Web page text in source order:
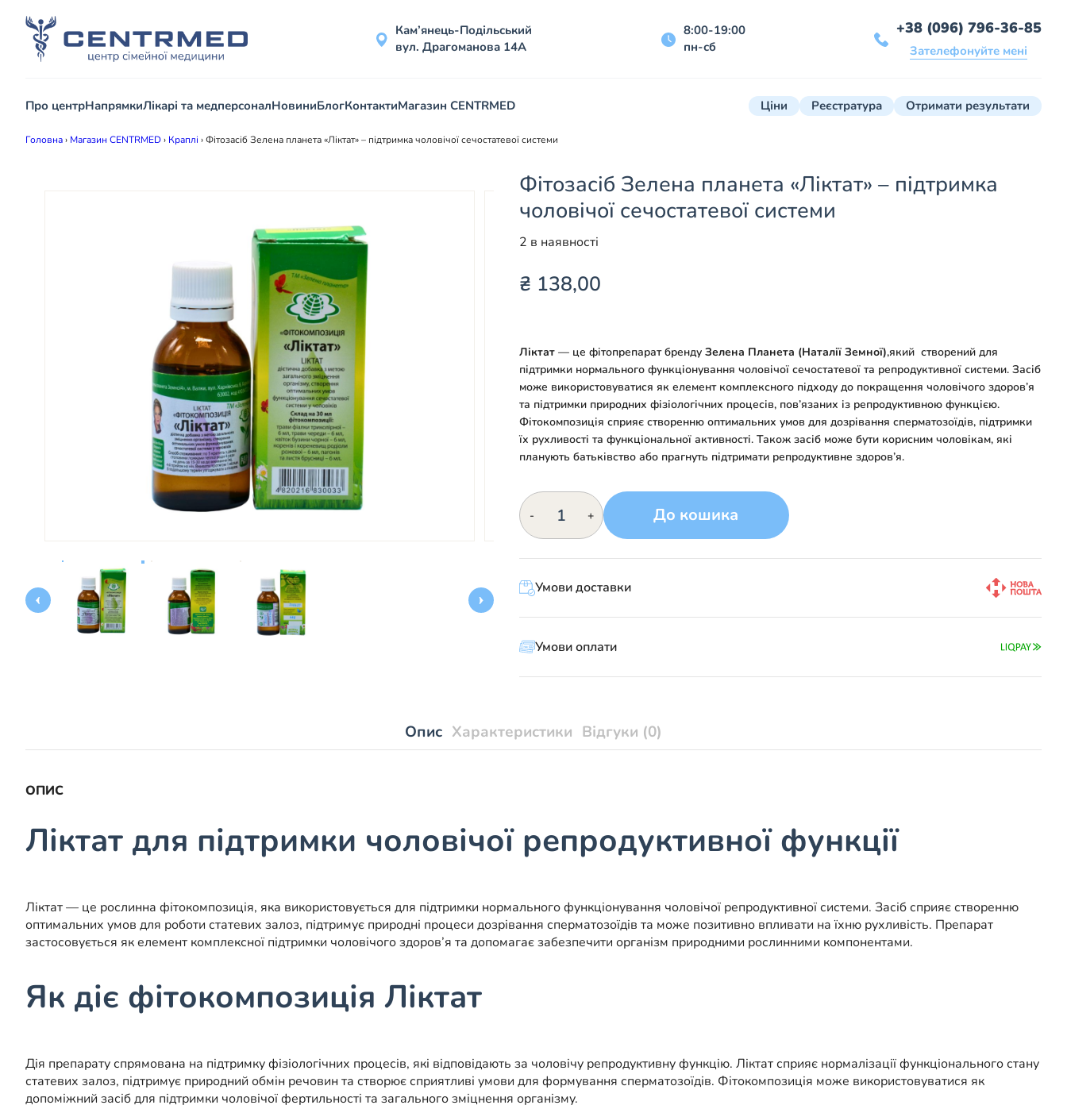
Кам’янець-Подільський
вул. Драгоманова 14А
8:00-19:00
пн-сб
+38 (096) 796-36-85
Зателефонуйте мені
Про центрНапрямкиЛікарі та медперсоналНовиниБлогКонтактиМагазин CENTRMED Ціни Реєстратура Отримати результати
Головна› Магазин CENTRMED› Краплі ›Фітозасіб Зелена планета «Ліктат» – підтримка чоловічої сечостатевої системи
Фітозасіб Зелена планета «Ліктат» – підтримка
чоловічої сечостатевої системи
2 в наявності
₴ 138,00
Ліктат— це фітопрепарат бренду Зелена Планета (Наталії Земної),який створений для
підтримки нормального функціонування чоловічої сечостатевої та репродуктивної системи. Засіб
може використовуватися як елемент комплексного підходу до покращення чоловічого здоров’я
та підтримки природних фізіологічних процесів, пов’язаних із репродуктивною функцією.
Фітокомпозиція сприяє створенню оптимальних умов для дозрівання сперматозоїдів, підтримки
їх рухливості та функціональної активності. Також засіб може бути корисним чоловікам, які
планують батьківство або прагнуть підтримати репродуктивне здоров’я.
-
Фітозасіб
Зелена
планета
підтримка
сечостатевої
системи
кількість
+ До кошика
Умови доставки
Умови оплати
Опис Характеристики Відгуки (0)
ОПИС
Ліктат для підтримки чоловічої репродуктивної функції
Ліктат — це рослинна фітокомпозиція, яка використовується для підтримки нормального функціонування чоловічої репродуктивної системи. Засіб сприяє створенню
оптимальних умов для роботи статевих залоз, підтримує природні процеси дозрівання сперматозоїдів та може позитивно впливати на їхню рухливість. Препарат
застосовується як елемент комплексної підтримки чоловічого здоров’я та допомагає забезпечити організм природними рослинними компонентами.
Як діє фітокомпозиція Ліктат
Дія препарату спрямована на підтримку фізіологічних процесів, які відповідають за чоловічу репродуктивну функцію. Ліктат сприяє нормалізації функціонального стану
статевих залоз, підтримує природний обмін речовин та створює сприятливі умови для формування сперматозоїдів. Фітокомпозиція може використовуватися як
допоміжний засіб для підтримки чоловічої фертильності та загального зміцнення організму.